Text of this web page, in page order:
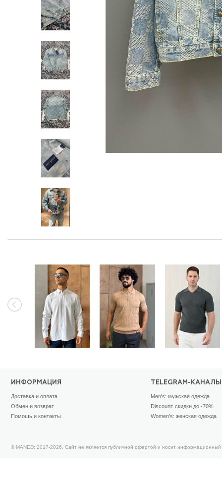
ИНФОРМАЦИЯ
Доставка и оплата
Обмен и возврат
Помощь и контакты
TELEGRAM-КАНАЛЫ
Men's: мужская одежда
Discount: скидки до -70%
Women's: женская одежда
© MANED: 2017-2026. Сайт не является публичной офертой и носит информационный